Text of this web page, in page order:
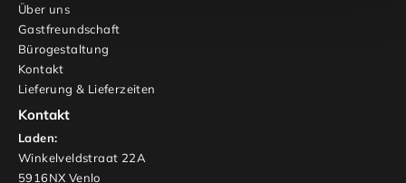
Über uns
Gastfreundschaft
Bürogestaltung
Kontakt
Lieferung & Lieferzeiten
Kontakt
Laden:
Winkelveldstraat 22A
5916NX Venlo